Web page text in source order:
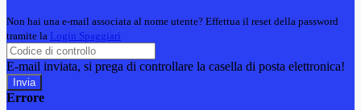
Non hai una e-mail associata al nome utente? Effettua il reset della password
tramite la Login Spaggiari
E-mail inviata, si prega di controllare la casella di posta elettronica!
Errore